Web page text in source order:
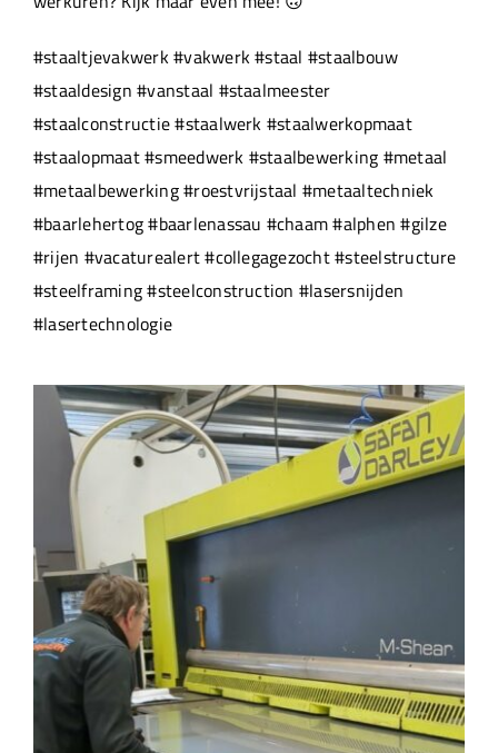
Werken bij
#staaltjevakwerk #vakwerk #staal #staalbouw
#staaldesign #vanstaal #staalmeester
#staalconstructie #staalwerk #staalwerkopmaat
#staalopmaat #smeedwerk #staalbewerking #metaal
#metaalbewerking #roestvrijstaal #metaaltechniek
#baarlehertog #baarlenassau #chaam #alphen #gilze
#rijen #vacaturealert #collegagezocht #steelstructure
#steelframing #steelconstruction #lasersnijden
#lasertechnologie